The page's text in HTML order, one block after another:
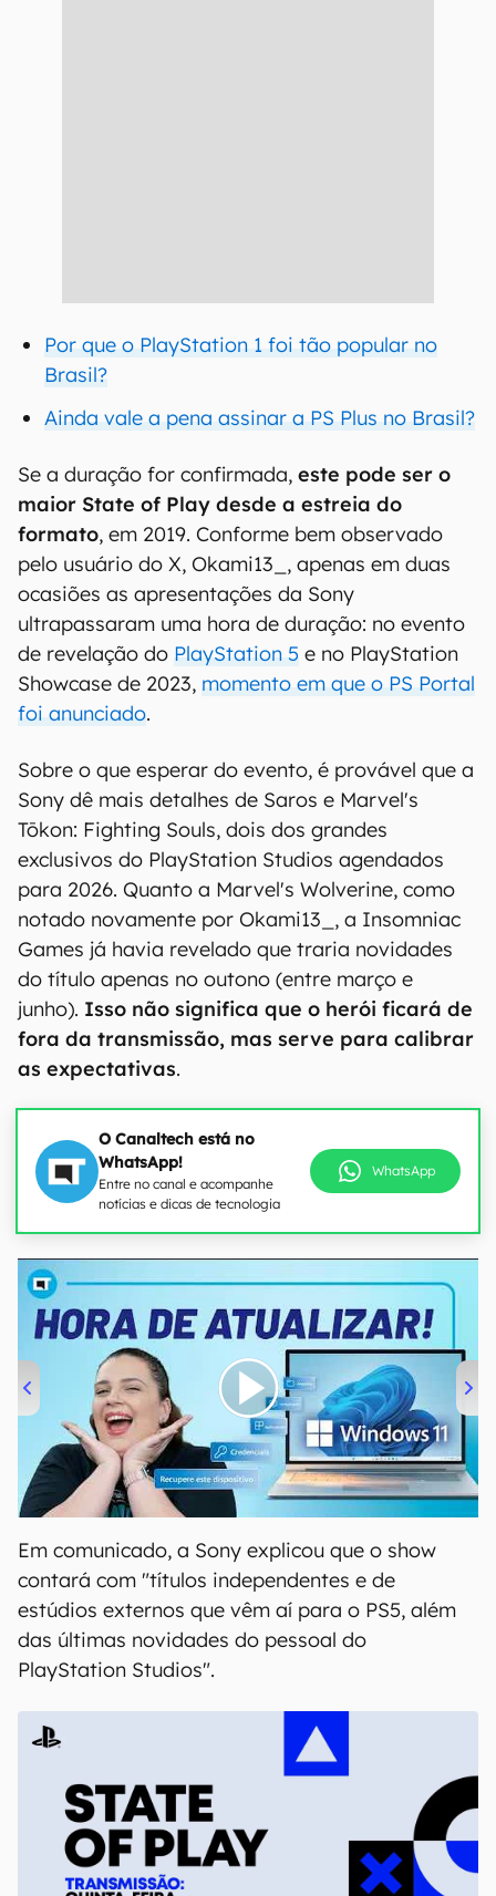
Por que o PlayStation 1 foi tão popular no
Brasil?
Ainda vale a pena assinar a PS Plus no Brasil?
Se a duração for confirmada, este pode ser o
maior State of Play desde a estreia do
formato, em 2019. Conforme bem observado
pelo usuário do X, Okami13_, apenas em duas
ocasiões as apresentações da Sony
ultrapassaram uma hora de duração: no evento
de revelação do PlayStation 5 e no PlayStation
Showcase de 2023, momento em que o PS Portal
foi anunciado.
Sobre o que esperar do evento, é provável que a
Sony dê mais detalhes de Saros e Marvel's
Tōkon: Fighting Souls, dois dos grandes
exclusivos do PlayStation Studios agendados
para 2026. Quanto a Marvel's Wolverine, como
notado novamente por Okami13_, a Insomniac
Games já havia revelado que traria novidades
do título apenas no outono (entre março e
junho). Isso não significa que o herói ficará de
fora da transmissão, mas serve para calibrar
as expectativas.
O Canaltech está no
WhatsApp!
Entre no canal e acompanhe
notícias e dicas de tecnologia
WhatsApp
00:00 04:52
Em comunicado, a Sony explicou que o show
contará com "títulos independentes e de
estúdios externos que vêm aí para o PS5, além
das últimas novidades do pessoal do
PlayStation Studios".